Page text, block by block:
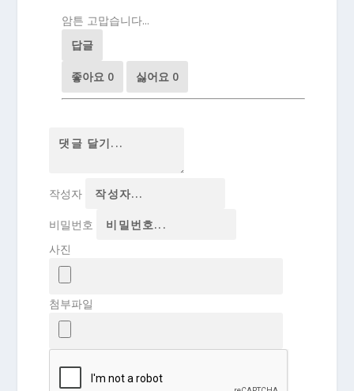
암튼 고맙습니다...
답글
좋아요 0 싫어요 0
작성자
비밀번호
사진
첨부파일